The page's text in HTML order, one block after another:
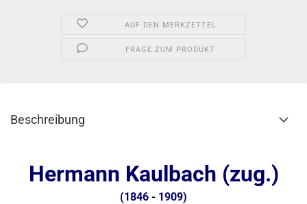
AUF DEN MERKZETTEL
FRAGE ZUM PRODUKT
Beschreibung
Hermann Kaulbach (zug.)
(1846 - 1909)